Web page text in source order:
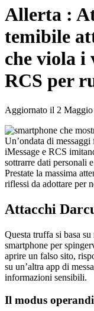
Allerta :
temibile
che viola i
RCS per
Aggiornato il 2 Maggio
Un’ondata di
iMessage e RCS
sottrarre dati personali
Prestate la massima
riflessi da adottare per
Attacchi
Questa truffa si basa
smartphone per
aprire un falso sito,
su un’altra app di
informazioni sensibili.
Il modus operandi